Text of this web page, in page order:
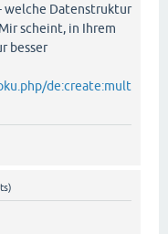
welche Datenstruktur
scheint, in Ihrem
besser
de:create:mult